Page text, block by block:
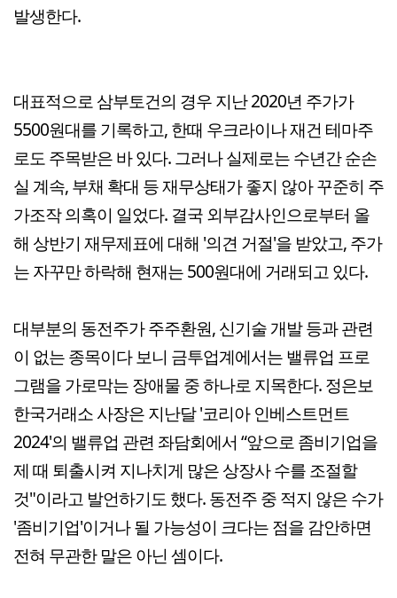
발생한다.
대표적으로 삼부토건의 경우 지난 2020년 주가가
5500원대를 기록하고, 한때 우크라이나 재건 테마주
로도 주목받은 바 있다. 그러나 실제로는 수년간 순손
실 계속, 부채 확대 등 재무상태가 좋지 않아 꾸준히 주
가조작 의혹이 일었다. 결국 외부감사인으로부터 올
해 상반기 재무제표에 대해 '의견 거절'을 받았고, 주가
는 자꾸만 하락해 현재는 500원대에 거래되고 있다.
대부분의 동전주가 주주환원, 신기술 개발 등과 관련
이 없는 종목이다 보니 금투업계에서는 밸류업 프로
그램을 가로막는 장애물 중 하나로 지목한다. 정은보
한국거래소 사장은 지난달 '코리아 인베스트먼트
2024'의 밸류업 관련 좌담회에서 “앞으로 좀비기업을
제 때 퇴출시켜 지나치게 많은 상장사 수를 조절할
것"이라고 발언하기도 했다. 동전주 중 적지 않은 수가
'좀비기업'이거나 될 가능성이 크다는 점을 감안하면
전혀 무관한 말은 아닌 셈이다.